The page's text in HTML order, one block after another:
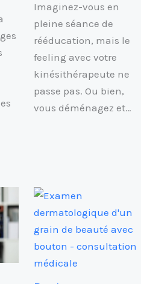
Imaginez-vous en
pleine séance de
rééducation, mais le
feeling avec votre
kinésithérapeute ne
passe pas. Ou bien,
vous déménagez et…